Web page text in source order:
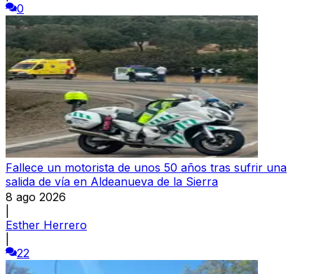
0
Fallece un motorista de unos 50 años tras sufrir una
salida de vía en Aldeanueva de la Sierra
8 ago 2026
Esther Herrero
22